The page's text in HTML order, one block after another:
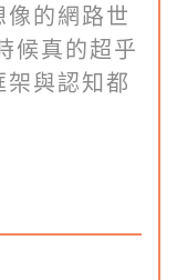
的網路世
候真的超乎
與認知都